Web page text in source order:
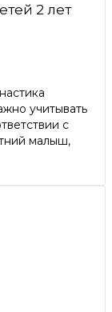
2 лет
учитывать
с
малыш,